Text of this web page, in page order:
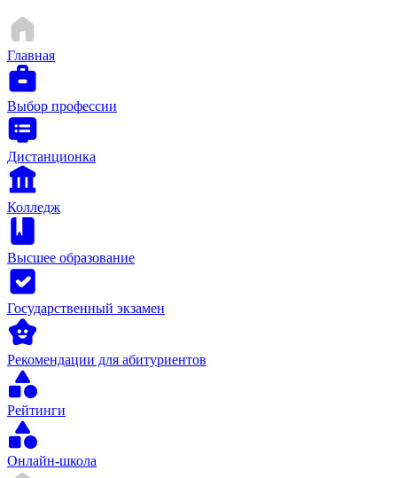
Главная
Выбор профессии
Дистанционка
Колледж
Высшее образование
Государственный экзамен
Рекомендации для абитуриентов
Рейтинги
Онлайн-школа